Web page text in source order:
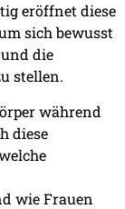
eröffnet diese
sich bewusst
die
stellen.
während
diese
wie Frauen